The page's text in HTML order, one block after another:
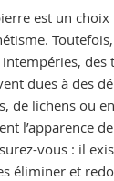
intérieur
? »
est un
intempéries,
dues à des
de lichens ou
l’apparence
vous : il
éliminer et